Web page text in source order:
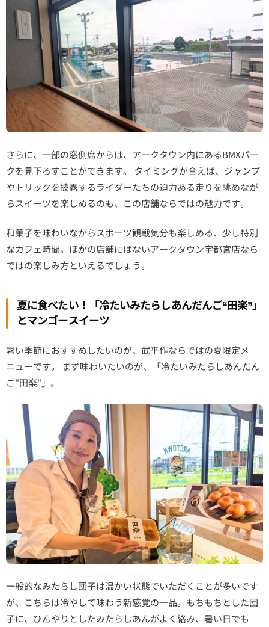
さらに、一部の窓側席からは、アークタウン内にあるBMXパー
クを見下ろすことができます。 タイミングが合えば、ジャンプ
やトリックを披露するライダーたちの迫力ある走りを眺めなが
らスイーツを楽しめるのも、この店舗ならではの魅力です。
和菓子を味わいながらスポーツ観戦気分も楽しめる、少し特別
なカフェ時間。ほかの店舗にはないアークタウン宇都宮店なら
ではの楽しみ方といえるでしょう。
夏に食べたい！「冷たいみたらしあんだんご“田楽”」
とマンゴースイーツ
暑い季節におすすめしたいのが、武平作ならではの夏限定メ
ニューです。 まず味わいたいのが、「冷たいみたらしあんだん
ご"田楽"」。
一般的なみたらし団子は温かい状態でいただくことが多いです
が、こちらは冷やして味わう新感覚の一品。もちもちとした団
子に、ひんやりとしたみたらしあんがよく絡み、暑い日でも